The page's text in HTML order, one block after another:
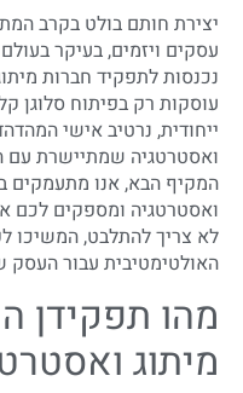
יצירת חותם בולט בקרב
עסקים ויזמים, בעיקר
נכנסות לתפקיד חברות
עוסקות רק בפיתוח סלוגן
ייחודית, נרטיב אישי
ואסטרטגיה שמתיישרת עם
המקיף הבא, אנו מתעמקים
ואסטרטגיה ומספקים לכם
לא צריך להתלבט, המשיכו
האולטימטיבית עבור העסק
מהו תפקידן
מיתוג